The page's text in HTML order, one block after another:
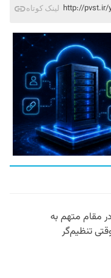
لینک کوتاه http://pvst.ir/
مقام متهم به
تنظیم‌گر